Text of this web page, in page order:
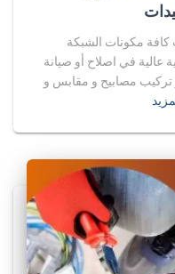
كافة مكونات الشبكة
عالية في اصلاح أو صيانة
و تركيب مصابيح و مقابس و